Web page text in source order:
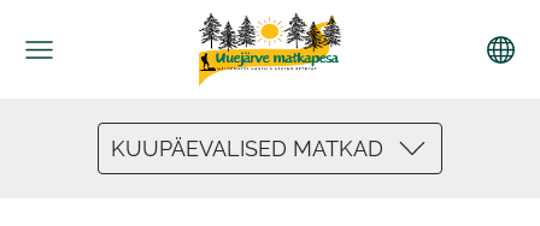
KUUPÄEVALISED MATKAD